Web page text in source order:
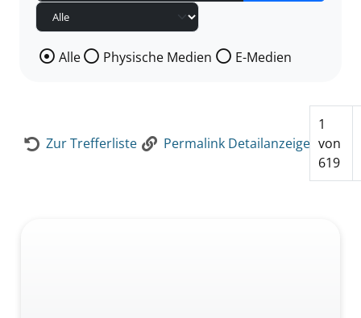
Wählen Sie die Medienart nach der Sie suchen wollen.
Alle Physische Medien E-Medien
Zur Trefferliste Permalink Detailanzeige
1
von
619